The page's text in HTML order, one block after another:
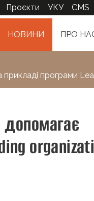
НОВИНИ ПРО
Проєкти УКУ CMS
програми